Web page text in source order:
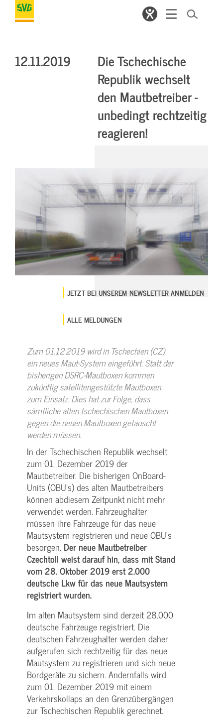
12.11.2019
Die Tschechische
Republik wechselt
den Mautbetreiber -
unbedingt rechtzeitig
reagieren!
JETZT BEI UNSEREM NEWSLETTER ANMELDEN
ALLE MELDUNGEN
Zum 01.12.2019 wird in Tschechien (CZ)
ein neues Maut-System eingeführt. Statt der
bisherigen DSRC-Mautboxen kommen
zukünftig satellitengestützte Mautboxen
zum Einsatz. Dies hat zur Folge, dass
sämtliche alten tschechischen Mautboxen
gegen die neuen Mautboxen getauscht
werden müssen.
In der Tschechischen Republik wechselt
zum 01. Dezember 2019 der
Mautbetreiber. Die bisherigen On­Board­
Units (OBU’s) des alten Mautbetreibers
können abdiesem Zeitpunkt nicht mehr
verwendet werden. Fahrzeughalter
müssen ihre Fahrzeuge für das neue
Mautsystem registrieren und neue OBU‘s
besorgen. Der neue Mautbetreiber
Czechtoll weist darauf hin, dass mit Stand
vom 28. Oktober 2019 erst 2.000
deutsche Lkw für das neue Mautsystem
registriert wurden.
Im alten Mautsystem sind derzeit 28.000
deutsche Fahrzeuge registriert. Die
deutschen Fahrzeughalter werden daher
aufgerufen sich rechtzeitig für das neue
Mautsystem zu registrieren und sich neue
Bordgeräte zu sichern. Andernfalls wird
zum 01. Dezember 2019 mit einem
Verkehrskollaps an den Grenzübergängen
zur Tschechischen Republik gerechnet.